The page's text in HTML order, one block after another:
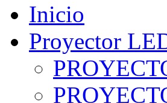
Inicio
Proyector